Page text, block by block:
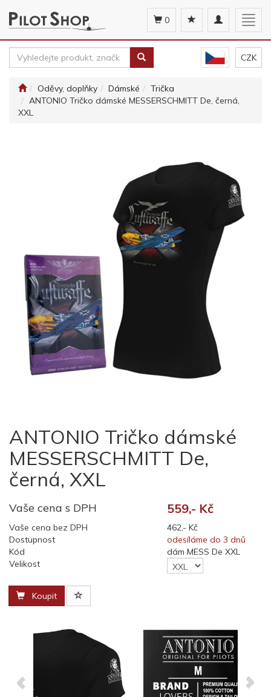
Toggle
navigation
0
CZK
Oděvy, doplňky Dámské
Trička
ANTONIO Tričko dámské MESSERSCHMITT De, černá,
XXL
ANTONIO Tričko dámské
MESSERSCHMITT De,
černá, XXL
Vaše cena s DPH 559,- Kč
Vaše cena bez DPH
462,- Kč
Dostupnost
odesíláme do 3 dnů
Kód
dám MESS De XXL
Velikost
Koupit